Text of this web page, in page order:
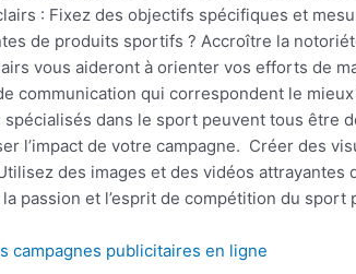
: Fixez des objectifs spécifiques et
de produits sportifs ? Accroître la
vous aideront à orienter vos efforts de
communication qui correspondent le
dans le sport peuvent tous être
l’impact de votre campagne. Créer des
des images et des vidéos attrayantes
passion et l’esprit de compétition du
campagnes publicitaires en ligne